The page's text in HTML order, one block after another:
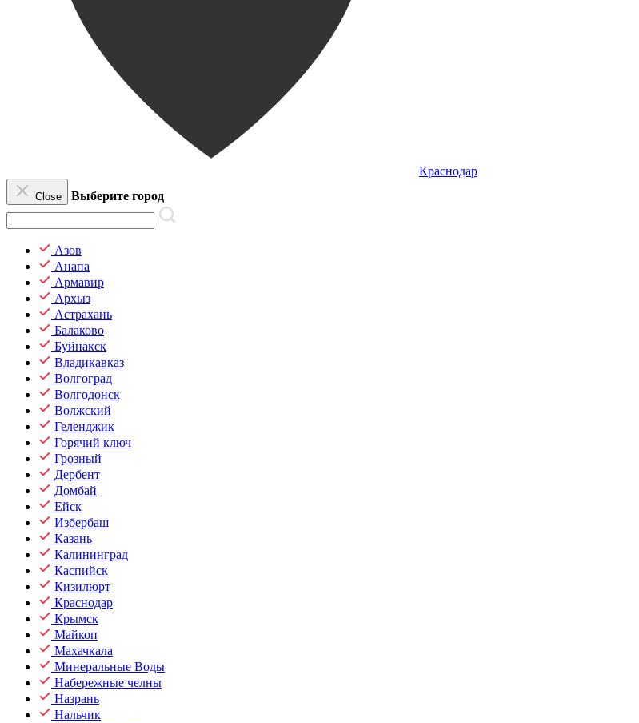
Краснодар
Close Выберите город
Азов
Анапа
Армавир
Архыз
Астрахань
Балаково
Буйнакск
Владикавказ
Волгоград
Волгодонск
Волжский
Геленджик
Горячий ключ
Грозный
Дербент
Домбай
Ейск
Избербаш
Казань
Калининград
Каспийск
Кизилюрт
Краснодар
Крымск
Майкоп
Махачкала
Минеральные Воды
Набережные челны
Назрань
Нальчик